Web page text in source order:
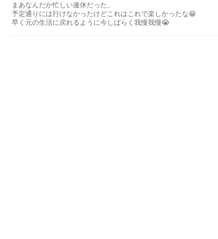
まあなんだか忙しい連休だった。
予定通りには行けなかったけどこれはこれで楽しかったな😁
早く元の生活に戻れるように今しばらく我慢我慢😭